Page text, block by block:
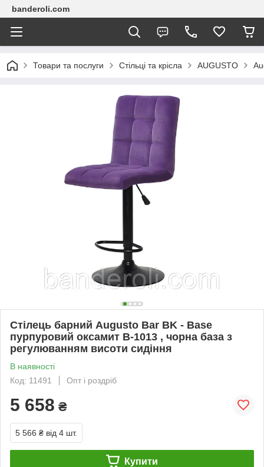
banderoli.com
Товари та послуги Стільці та крісла AUGUSTO
Стілець барний Augusto Bar BK - Base
пурпуровий оксамит B-1013 , чорна база з
регулюванням висоти сидіння
В наявності
Код: 11491
Опт і роздріб
5 658 ₴
5 566 ₴ від 4 шт.
Купити